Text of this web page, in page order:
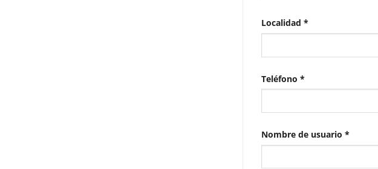
Localidad *
Teléfono *
Nombre de usuario *